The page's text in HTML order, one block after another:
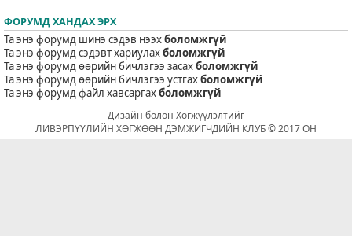
ФОРУМД ХАНДАХ ЭРХ
Та энэ форумд шинэ сэдэв нээхболомжгүй
Та энэ форумд сэдэвт хариулахболомжгүй
Та энэ форумд өөрийн бичлэгээ засахболомжгүй
Та энэ форумд өөрийн бичлэгээ устгахболомжгүй
Та энэ форумд файл хавсаргахболомжгүй
Дизайн болон Хөгжүүлэлтийг
ЛИВЭРПҮҮЛИЙН ХӨГЖӨӨН ДЭМЖИГЧДИЙН КЛУБ © 2017 ОН